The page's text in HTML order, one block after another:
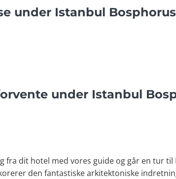
under Istanbul
under Istanbul
fra dit hotel med vores guide og går en tur
den fantastiske arkitektoniske